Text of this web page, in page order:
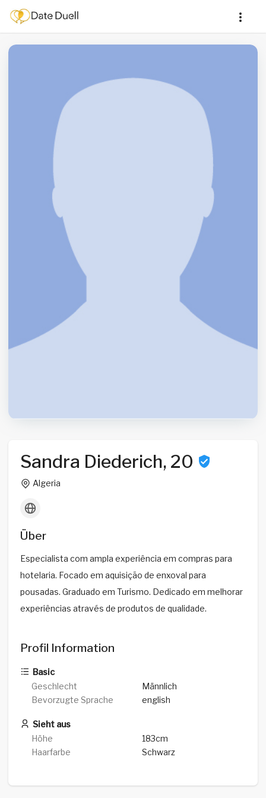
Sandra Diederich, 20
Algeria
Über
Especialista com ampla experiência em compras para
hotelaria. Focado em aquisição de enxoval para
pousadas. Graduado em Turismo. Dedicado em melhorar
experiências através de produtos de qualidade.
Profil Information
Basic
Geschlecht
Männlich
Bevorzugte Sprache
english
Sieht aus
Höhe
183cm
Haarfarbe
Schwarz